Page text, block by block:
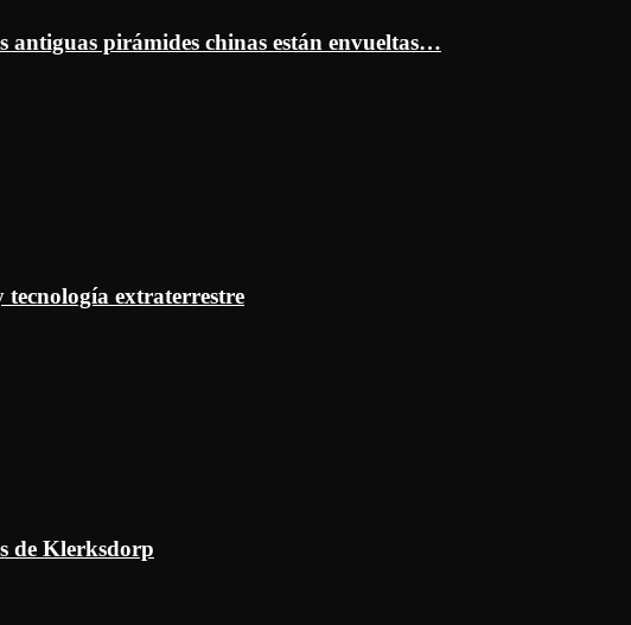
pirámides chinas están envueltas…
tecnología extraterrestre
de Klerksdorp